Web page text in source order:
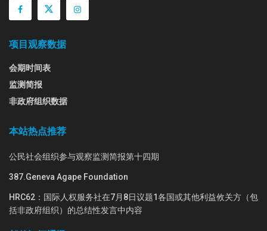
项目观察数据
会期时间表
监测简报
非政府组织数据
本站热点推荐
公民社会组织参与观察监测简报第十四期
387.Geneva Agape Foundation
HRC62：国际人权服务社在7月8日议题1各国或其他利益攸关方（包
括非政府组织）的总结性发言中内容